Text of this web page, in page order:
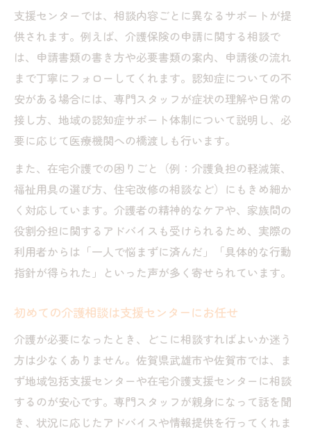
支援センターでは、相談内容ごとに異なるサポートが提
供されます。例えば、介護保険の申請に関する相談で
は、申請書類の書き方や必要書類の案内、申請後の流れ
まで丁寧にフォローしてくれます。認知症についての不
安がある場合には、専門スタッフが症状の理解や日常の
接し方、地域の認知症サポート体制について説明し、必
要に応じて医療機関への橋渡しも行います。
また、在宅介護での困りごと（例：介護負担の軽減策、
福祉用具の選び方、住宅改修の相談など）にもきめ細か
く対応しています。介護者の精神的なケアや、家族間の
役割分担に関するアドバイスも受けられるため、実際の
利用者からは「一人で悩まずに済んだ」「具体的な行動
指針が得られた」といった声が多く寄せられています。
初めての介護相談は支援センターにお任せ
介護が必要になったとき、どこに相談すればよいか迷う
方は少なくありません。佐賀県武雄市や佐賀市では、ま
ず地域包括支援センターや在宅介護支援センターに相談
するのが安心です。専門スタッフが親身になって話を聞
き、状況に応じたアドバイスや情報提供を行ってくれま